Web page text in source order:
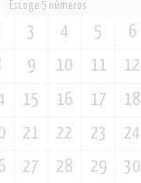
Escoge 5 números
3 4 5
6
9 10 11
12
15 16 17
18
21 22 23
24
27 28 29
30